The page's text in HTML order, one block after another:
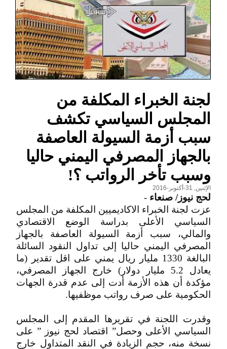
لجنة الخبراء المكلفة من
المجلس السياسي تكشف
سبب أزمة السيولة العاصفة
بالجهاز المصرفي اليمني حاليا
وسبب تأخر الرواتب ؟!
الإثنين, 31-أكتوبر-2016
لحج نيوز/ صنعاء -
عزت لجنة الخبراء الاكاديميين المكلفة من المجلس
السياسي الأعلى بدراسة الوضع الاقتصادي
والمالي، سبب أزمة السيولة العاصفة بالجهاز
المصرفي اليمني حاليا إلى تداول النقود السائلة
البالغة 1330 مليار ريال يمني على اقل تقدير (ما
يعادل 5.2 مليار دولار) خارج الجهاز المصرفي،
مؤكدة أن هذه الأزمة أدت إلى عدم قدرة الجهات
الحكومية على صرف رواتب موظفيها.
وقدرت اللجنة في تقريرها المقدم إلى المجلس
السياسي الأعلى وحصل” اقتصاد لحج نيوز ” على
نسخة منه، حجم الزيادة في النقد المتداول خارج